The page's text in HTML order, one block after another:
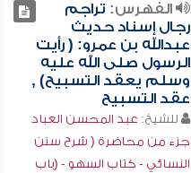
الفهرس: تراجم
رجال إسناد حديث
عبدالله بن عمرو: ( رأيت
الرسول صلى الله عليه
وسلم يعقد التسبيح) ,
عقد التسبيح
للشيخ: عبد المحسن العباد
جزء من محاضرة ( شرح سنن
النسائي - كتاب السهو - (باب